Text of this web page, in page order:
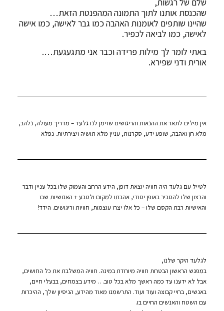
שהכנסת אותנו לתוך התמונה המהפנטת הזאת…
שהיינו שותפים לאומנות האהבה כמו גבר לאישה, כמו אישה
לאישה, כמו לביאה לכפיר.
באתי לומר לך מילות פרידה וכבר אני מתגעגעת….
אורית ודני שפירא.
אין מילים לתאר את ההנאות והריגושים שזימן לנו גלעד – מדריך מעולה, נלהב,
מלא חן ואהבה, שופע ידע, סקרנות, עניין מלא תושיה ויצירתיות. נפלא
לטייל עם גלעד היה חוויה יוצאת דופן, הידע הרחב והעמוק שלו בכל עניין ודבר
והרצון שלו להסביר באופן יסודי, אהבתו למקום ולטבע + האנושיות שבו
והאישיות רבת הקסם שלו – כל אלו יצרו עוצמות, חוויות וריגושים. הידד!
לגלעד היקר שלנו,
במפגש הראשון הבטחת חוויה מיוחדת במינה. חוויה המשלבת את כל החושים,
אבל לא ידענו עד כמה ראשך מלא בכל טוב… מידע בצמחים, בבעלי חיים,
באנשים, בחיי קבוצה ועוד ועוד. התרשמנו מאוד מהידע, הניסיון שלך, ההיכרות
עם השטח והאנשים החיים בו.